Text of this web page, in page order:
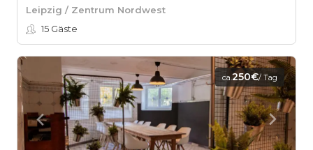
Leipzig / Zentrum Nordwest
15 Gäste
ca.250€/ Tag